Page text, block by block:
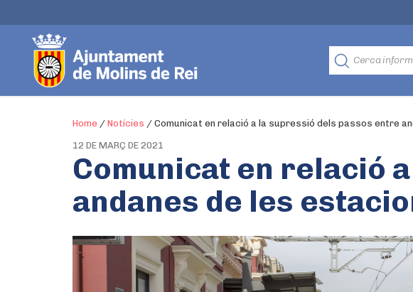
Home / Notícies / Comunicat en relació a la supressió dels passos entre
12 DE MARÇ DE 2021
Comunicat en relació
andanes de les